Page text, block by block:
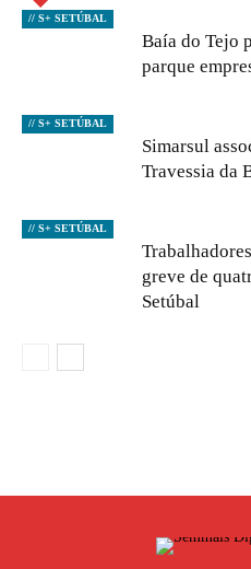
// S+ SETÚBAL
Baía do Tejo
parque
// S+ SETÚBAL
Simarsul
Travessia da
// S+ SETÚBAL
greve de
Setúbal